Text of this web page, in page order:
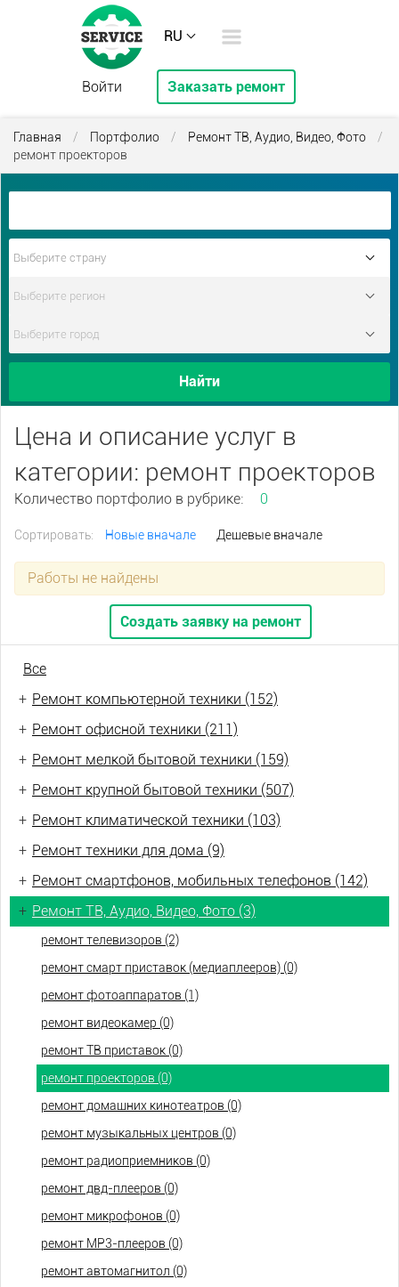
RU
Войти Заказать ремонт
Главная / Портфолио / Ремонт ТВ, Аудио, Видео, Фото
/
ремонт проекторов
Найти
Цена и описание услуг в
категории: ремонт проекторов
Количество портфолио в рубрике: 0
Сортировать: Новые вначале Дешевые вначале
Работы не найдены
Создать заявку на ремонт
Все
+ Ремонт компьютерной техники (152)
+ Ремонт офисной техники (211)
+ Ремонт мелкой бытовой техники (159)
+ Ремонт крупной бытовой техники (507)
+ Ремонт климатической техники (103)
+ Ремонт техники для дома (9)
+ Ремонт смартфонов, мобильных телефонов (142)
+ Ремонт ТВ, Аудио, Видео, Фото (3)
ремонт телевизоров (2)
ремонт смарт приставок (медиаплееров) (0)
ремонт фотоаппаратов (1)
ремонт видеокамер (0)
ремонт ТВ приставок (0)
ремонт проекторов (0)
ремонт домашних кинотеатров (0)
ремонт музыкальных центров (0)
ремонт радиоприемников (0)
ремонт двд-плееров (0)
ремонт микрофонов (0)
ремонт МР3-плееров (0)
ремонт автомагнитол (0)